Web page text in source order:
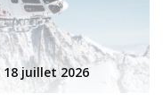
18 juillet 2026